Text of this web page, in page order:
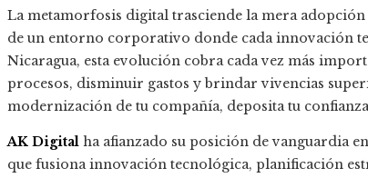
La metamorfosis digital trasciende la mera
de un entorno corporativo donde cada innovación
Nicaragua, esta evolución cobra cada vez más
procesos, disminuir gastos y brindar vivencias
modernización de tu compañía, deposita tu
AK Digital ha afianzado su posición de vanguardia
que fusiona innovación tecnológica, planificación